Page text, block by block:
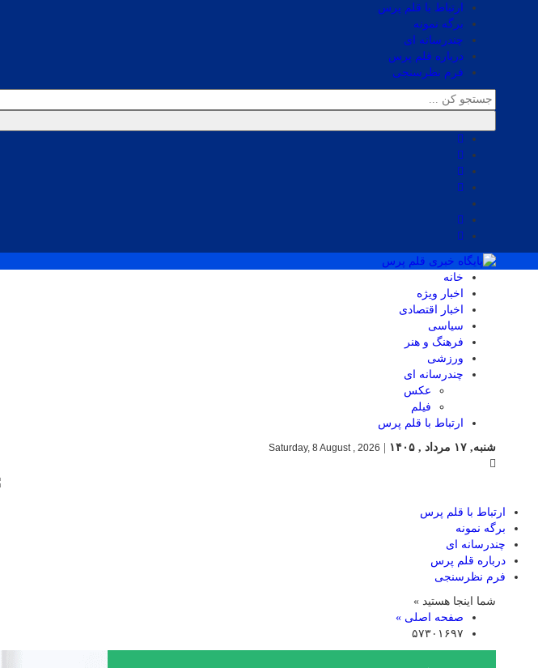
ارتباط با قلم پرس
برگه نمونه
چندرسانه ای
درباره قلم پرس
فرم نظرسنجی
خانه
اخبار ویژه
اخبار اقتصادی
سیاسی
فرهنگ و هنر
ورزشی
چندرسانه ای
عکس
فیلم
ارتباط با قلم پرس
شنبه, ۱۷ مرداد , ۱۴۰۵
Saturday, 8 August , 2026
ارتباط با قلم پرس
برگه نمونه
چندرسانه ای
درباره قلم پرس
فرم نظرسنجی
شما اینجا هستید »
صفحه اصلی »
۵۷۳۰۱۶۹۷